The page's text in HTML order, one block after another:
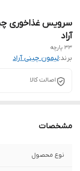
آراد
۳۳ پارچه
برند:لیمون چینی آراد
اصالت کالا
مشخصات
نوع محصول